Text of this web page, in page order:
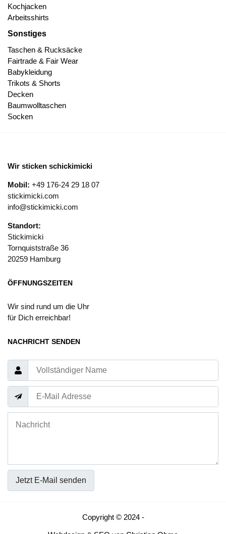
Kochjacken
Arbeitsshirts
Sonstiges
Taschen & Rucksäcke
Fairtrade & Fair Wear
Babykleidung
Trikots & Shorts
Decken
Baumwolltaschen
Socken
Wir sticken schickimicki
Mobil: +49 176-24 29 18 07
stickimicki.com
info@stickimicki.com
Standort:
Stickimicki
Tornquiststraße 36
20259 Hamburg
ÖFFNUNGSZEITEN
Wir sind rund um die Uhr
für Dich erreichbar!
NACHRICHT SENDEN
Jetzt E-Mail senden
Copyright © 2024 -